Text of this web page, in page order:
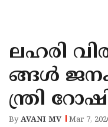
KANNUR
KASARAGOD
ലഹരി
ങ്ങൾ
ന്ത്രി
ByAVANI MV Mar 7,